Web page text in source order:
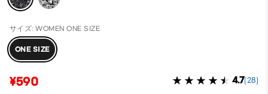
サイズ: WOMEN ONE SIZE
ONE SIZE
¥590 4.7(28)